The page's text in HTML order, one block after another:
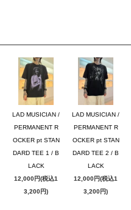
LAD MUSICIAN /
PERMANENT R
OCKER pt STAN
DARD TEE 1 / B
LACK
12,000円(税込1
3,200円)
LAD MUSICIAN /
PERMANENT R
OCKER pt STAN
DARD TEE 2 / B
LACK
12,000円(税込1
3,200円)